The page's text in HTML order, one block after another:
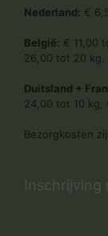
Nederland: €
België: € 11,00
26,00 tot 20 kg.
Duitsland +
24,00 tot 10 kg,
Bezorgkosten
Inschrijving